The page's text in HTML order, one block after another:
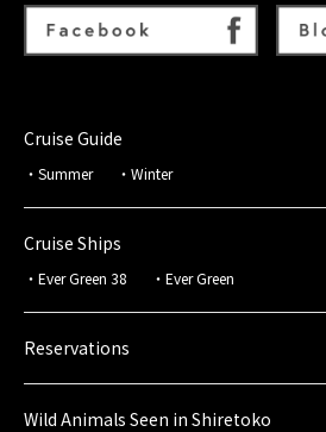
Cruise Guide
Summer Winter
Cruise Ships
Ever Green 38 Ever Green
Reservations
Wild Animals Seen in Shiretoko